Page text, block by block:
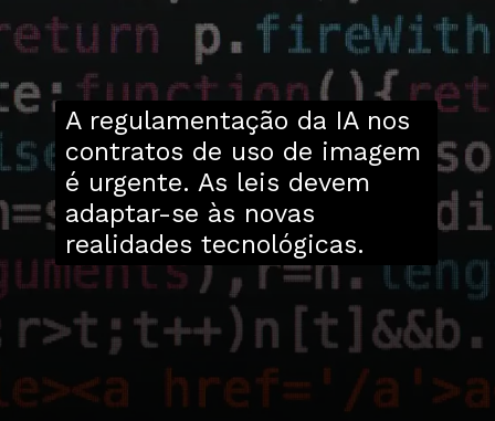
A regulamentação da IA nos
contratos de uso de imagem
é urgente. As leis devem
adaptar-se às novas
realidades tecnológicas.